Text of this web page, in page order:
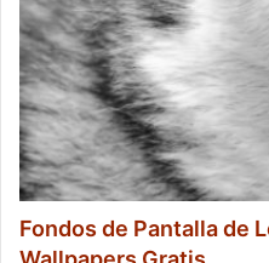
Fondos de Pantalla de